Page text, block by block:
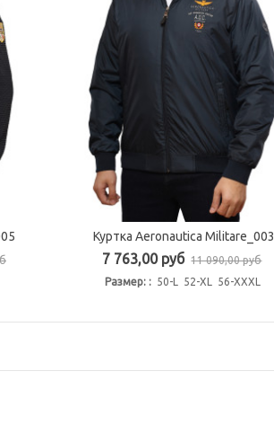
Быстрый просмотр
Куртка Aeronautica Militare_003
7 763,00 руб 11 090,00 руб
Размер: : 50-L 52-XL 56-XXXL